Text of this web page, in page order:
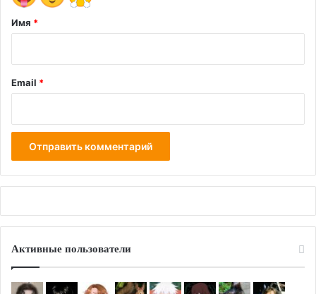
Имя *
Email *
Активные пользователи